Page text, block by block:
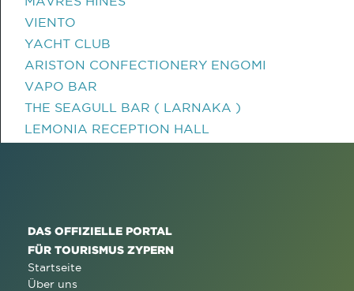
VIENTO
YACHT CLUB
ARISTON CONFECTIONERY ENGOMI
VAPO BAR
THE SEAGULL BAR ( LARNAKA )
LEMONIA RECEPTION HALL
DAS OFFIZIELLE PORTAL
FÜR TOURISMUS ZYPERN
Startseite
Über uns